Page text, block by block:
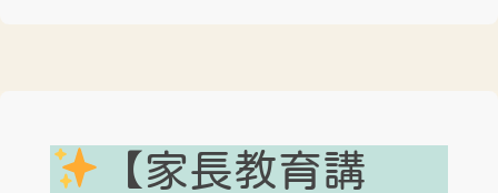
【家長教育講